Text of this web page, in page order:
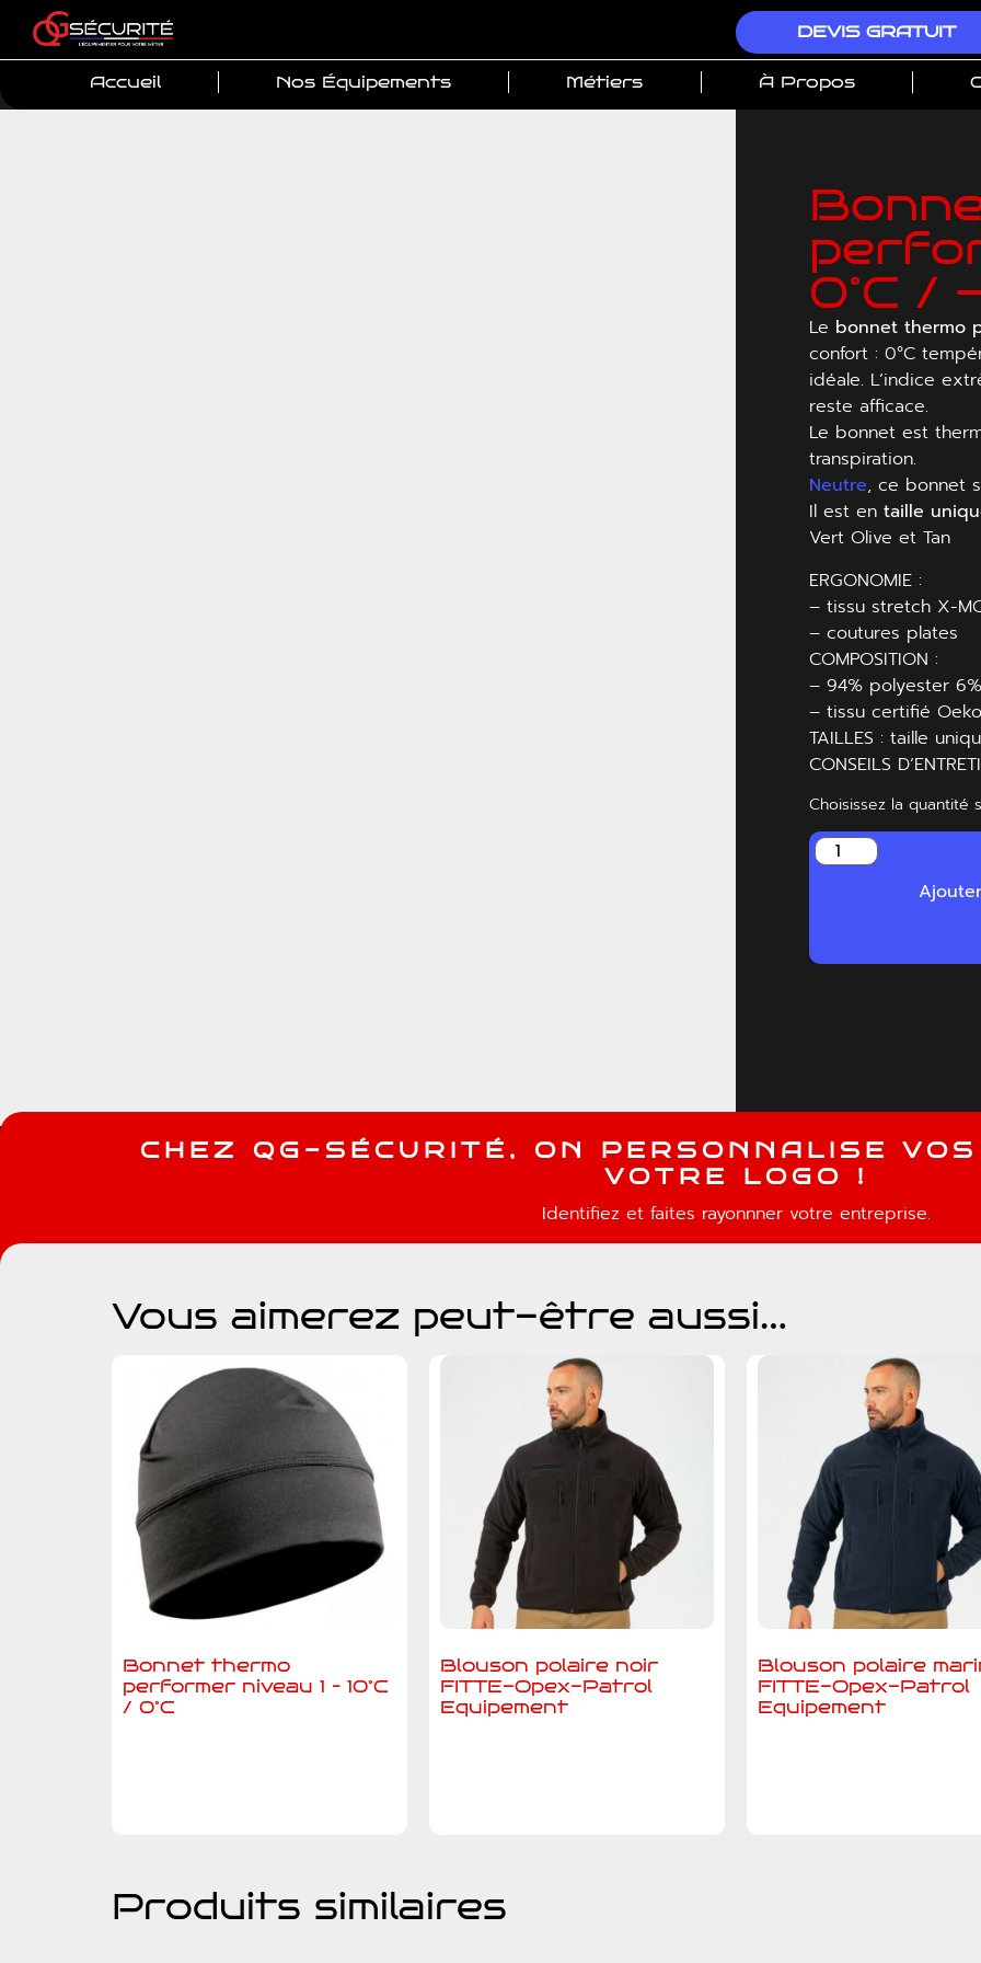
DEVIS GRATUIT
Accueil Nos Équipements Métiers À Propos
0°C / -
Le bonnet thermo
confort : 0°C
idéale. L’indice
reste afficace.
Le bonnet est
transpiration.
Neutre, ce bonnet
Il est entaille
Vert Olive et Tan
ERGONOMIE :
– tissu stretch X-
– coutures plates
COMPOSITION :
– 94% polyester
– tissu certifié
TAILLES : taille
CONSEILS
Choisissez la quantité
C H E Z QG - S É C U R I T É , O N P E R S O N N A L I S E VO S
VOT R E LOG O
!
Identifiez et faites rayonnner votre entreprise.
Vous aimerez peut-être aussi…
Bonnet thermo
performer niveau 1 – 10°C
/ 0°C
Blouson polaire noir
FITTE-Opex-Patrol
Equipement
Blouson polaire
FITTE-Opex-Patrol
Equipement
Produits similaires